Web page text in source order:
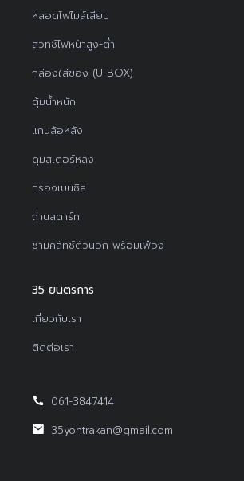
หลอดไฟไมล์เสียบ
สวิทช์ไฟหน้าสูง-ต่ำ
กล่องใส่ของ (U-BOX)
ตุ้มน้ำหนัก
แกนล้อหลัง
ดุมสเตอร์หลัง
กรองเบนซิล
ถ่านสตาร์ท
ชามคลัทช์ตัวนอก พร้อมเฟือง
35 ยนตรการ
เกี่ยวกับเรา
ติดต่อเรา
061-3847414
35yontrakan@gmail.com